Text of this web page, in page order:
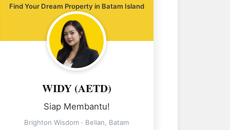
Find Your Dream Property in Batam Island
WIDY (AETD)
Siap Membantu!
Brighton Wisdom · Belian, Batam